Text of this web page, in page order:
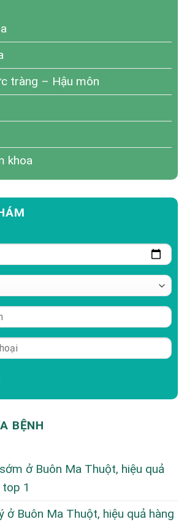
tràng – Hậu môn
khoa
BỆNH
ở Buôn Ma Thuột, hiệu quả
1
ở Buôn Ma Thuột, hiệu quả hàng